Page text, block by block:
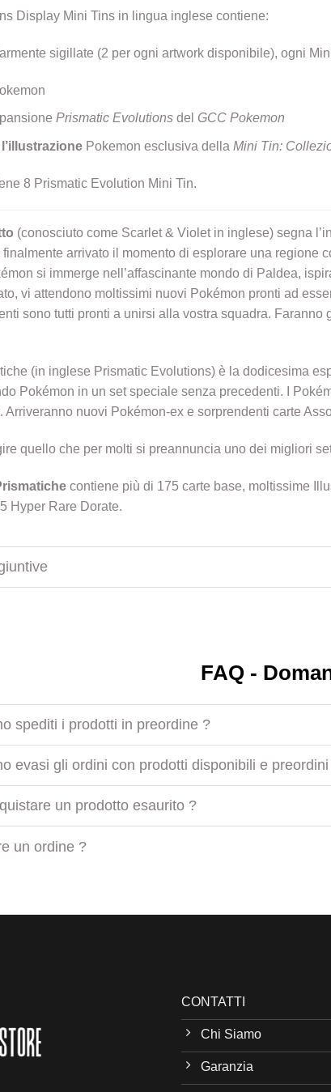
Display Mini Tins in lingua inglese contiene:
sigillate (2 per ogni artwork disponibile), ogni
Prismatic Evolutionsdel GCC Pokemon
Pokemon esclusiva della Mini Tin:
8 Prismatic Evolution Mini Tin.
(conosciuto come Scarlet & Violet in inglese) segna
arrivato il momento di esplorare una regione
si immerge nell’affascinante mondo di Paldea,
vi attendono moltissimi nuovi Pokémon pronti ad
sono tutti pronti a unirsi alla vostra squadra.
(in inglese Prismatic Evolutions) è la dodicesima
Pokémon in un set speciale senza precedenti. I
Arriveranno nuovi Pokémon-ex e sorprendenti carte
quello che per molti si preannuncia uno dei migliori
contiene più di 175 carte base, moltissime
Hyper Rare Dorate.
FAQ -
spediti i prodotti in preordine ?
evasi gli ordini con prodotti disponibili e
un prodotto esaurito ?
un ordine ?
CONTATTI
Chi Siamo
Garanzia